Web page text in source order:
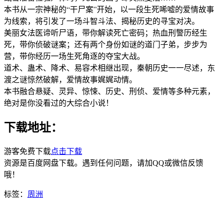
本书从一宗神秘的“干尸案”开始，以一段生死唏嘘的爱情故事
为线索，将引发了一场斗智斗法、揭秘历史的寻宝对决。
美丽女法医谛听尸语，带你解读死亡密码；热血刑警历经生
死，带你侦破谜案；还有两个身份如谜的道门子弟，步步为
营，带你经历一场生死角逐的夺宝大战。
道术、蛊术、降术、易容术相继出现，秦朝历史一一尽述，东
渡之谜惊然破解，爱情故事娓娓动情。
本书融合悬疑、灵异、惊悚、历史、刑侦、爱情等多种元素，
绝对是你没看过的大综合小说！
下载地址：
游客免费下载点击下载
资源是百度网盘下载。遇到任何问题，请加QQ或微信反馈
哦！
标签： 周洲